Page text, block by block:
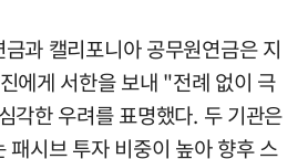
과 캘리포니아 공무원연금은 지
에게 서한을 보내 "전례 없이 극
각한 우려를 표명했다. 두 기관은
패시브 투자 비중이 높아 향후 스